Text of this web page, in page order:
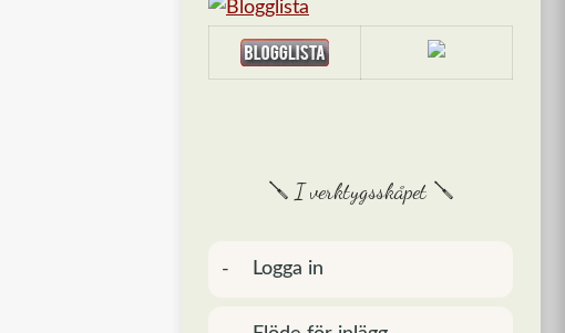
🪛 I verktygsskåpet 🪛
Logga in